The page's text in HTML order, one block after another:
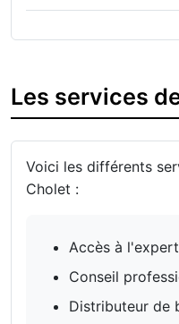
Les services
Voici les différents
Cholet :
Accès à
Conseil
Distributeur de